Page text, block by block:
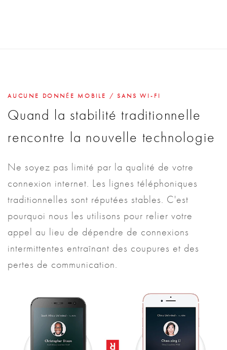
AUCUNE DONNÉE MOBILE / SANS WI-FI
Quand la stabilité traditionnelle
rencontre la nouvelle technologie
Ne soyez pas limité par la qualité de votre
connexion internet. Les lignes téléphoniques
traditionnelles sont réputées stables. C'est
pourquoi nous les utilisons pour relier votre
appel au lieu de dépendre de connexions
intermittentes entraînant des coupures et des
pertes de communication.